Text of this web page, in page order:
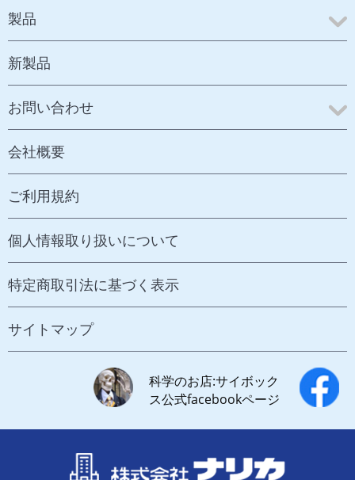
製品
新製品
お問い合わせ
会社概要
ご利用規約
個人情報取り扱いについて
特定商取引法に基づく表示
サイトマップ
科学のお店:サイボック
ス公式facebookページ